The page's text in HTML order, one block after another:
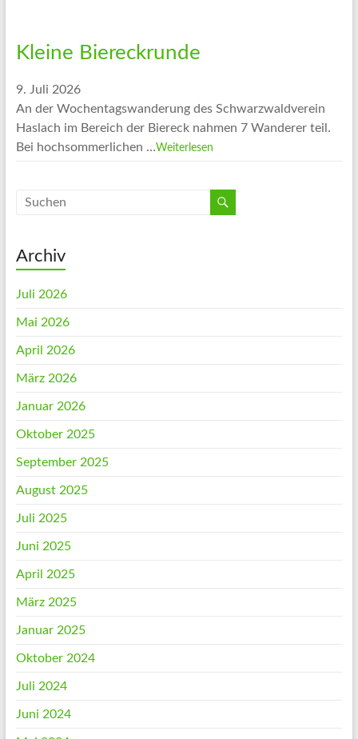
Kleine Biereckrunde
9. Juli 2026
An der Wochentagswanderung des Schwarzwaldverein
Haslach im Bereich der Biereck nahmen 7 Wanderer teil.
Bei hochsommerlichen …Weiterlesen
Archiv
Juli 2026
Mai 2026
April 2026
März 2026
Januar 2026
Oktober 2025
September 2025
August 2025
Juli 2025
Juni 2025
April 2025
März 2025
Januar 2025
Oktober 2024
Juli 2024
Juni 2024